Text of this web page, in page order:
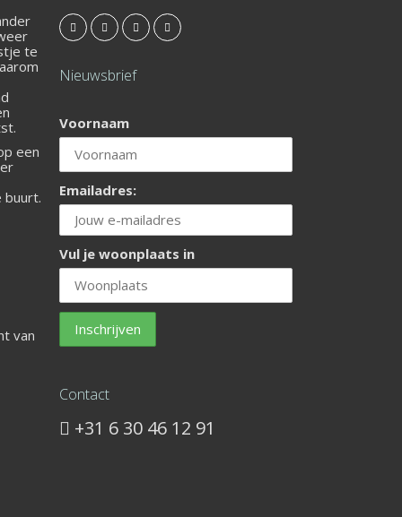
te
een
buurt.
van
Nieuwsbrief
Voornaam
Emailadres:
Vul je woonplaats in
Contact
+31 6 30 46 12 91